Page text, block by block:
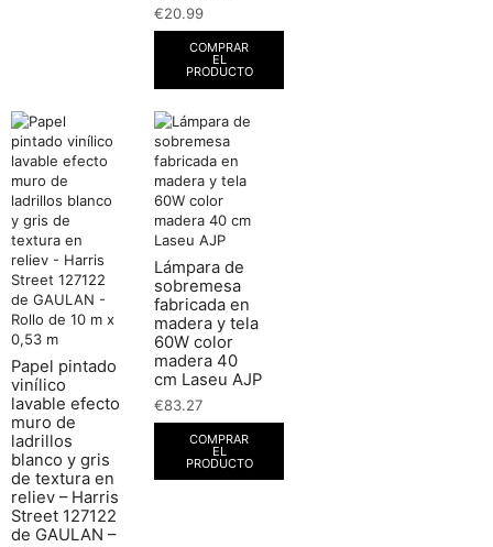
€20.99
COMPRAR
EL
PRODUCTO
Papel pintado
vinílico
lavable efecto
muro de
ladrillos
blanco y gris
de textura en
reliev – Harris
Street 127122
de GAULAN –
Lámpara de
sobremesa
fabricada en
madera y tela
60W color
madera 40
cm Laseu AJP
€83.27
COMPRAR
EL
PRODUCTO